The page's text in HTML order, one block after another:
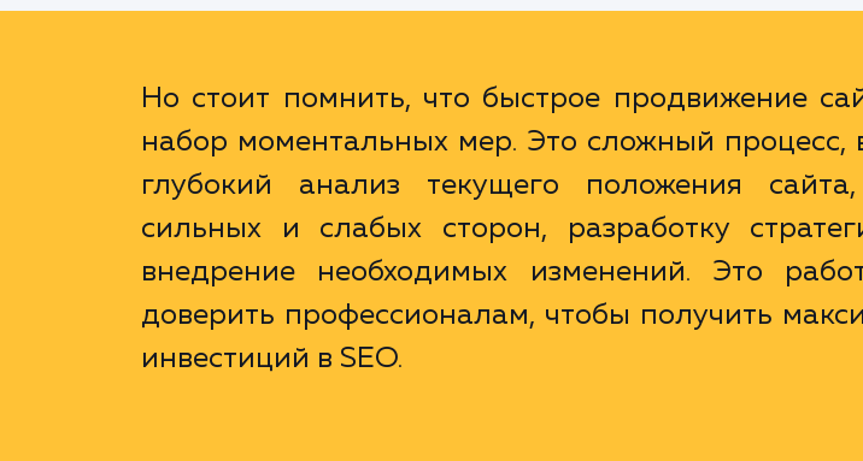
Но стоит помнить, что быстрое продвижение
набор моментальных мер. Это сложный
глубокий анализ текущего положения
сильных и слабых сторон, разработку
внедрение необходимых изменений. Это
доверить профессионалам, чтобы получить
инвестиций в SEO.